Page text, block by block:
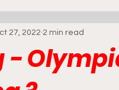
the messenger
27, 2022 2 min read